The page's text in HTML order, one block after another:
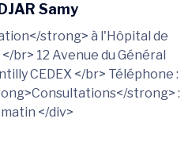
Samy
strong> à l'Hôpital de
br> 12 Avenue du Général
CEDEX </br> Téléphone :
strong> :
matin </div>